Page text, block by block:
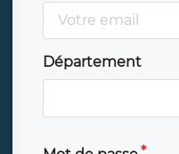
Département